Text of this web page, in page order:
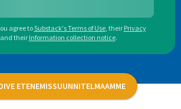
agree toSubstack's Terms of Use, their Privacy
and their Information collection notice.
ETENEMISSUUNNITELMAAMME